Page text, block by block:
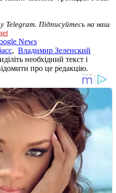
у Telegram. Підписуйтесь на наш
News
, Владимир Зеленский
необхідний текст і
про це редакцію.